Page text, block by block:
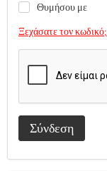
Θυμήσου με
Ξεχάσατε τον κωδικό;
Σύνδεση